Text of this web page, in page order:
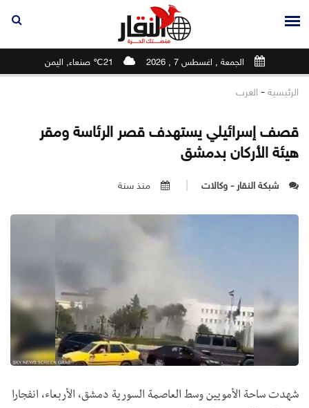
الجمعة , اغسطس 7 , 2026 21℃ صنعاء, اليمن
الرئيسية - العرب
قصف إسرائيلي يستهدف قصر الرئاسة ومقر
هيئة الأركان بدمشق
شبكة النقار - وكالات منذ سنة
شهدت ساحة الأمويين وسط العاصمة السورية دمشق، الأربعاء، انفجارا